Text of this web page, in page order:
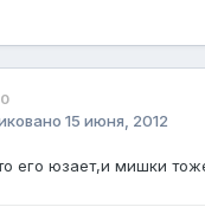
15 июня, 2012
его юзает,и мишки